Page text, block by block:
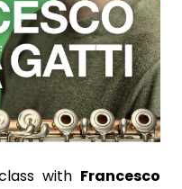
with Francesco